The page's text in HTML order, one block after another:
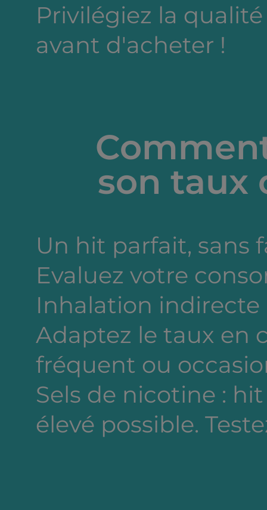
Privilégiez la
avant d'acheter !
son taux
Un hit parfait, sans
Evaluez votre
Inhalation indirecte
Adaptez le taux en
fréquent ou
Sels de nicotine :
élevé possible.